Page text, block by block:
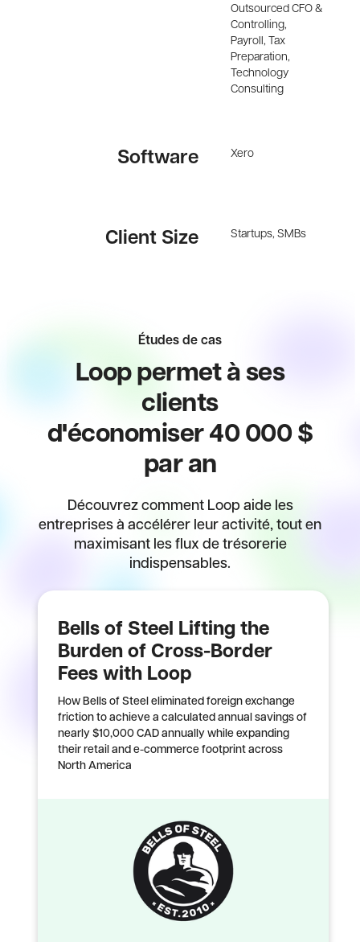
Outsourced CFO &
Controlling,
Payroll, Tax
Preparation,
Technology
Consulting
Software Xero
Client Size Startups, SMBs
Études de cas
Loop permet à ses
clients
d'économiser 40 000 $
par an
Découvrez comment Loop aide les
entreprises à accélérer leur activité, tout en
maximisant les flux de trésorerie
indispensables.
Bells of Steel Lifting the
Burden of Cross-Border
Fees with Loop
How Bells of Steel eliminated foreign exchange
friction to achieve a calculated annual savings of
nearly $10,000 CAD annually while expanding
their retail and e-commerce footprint across
North America